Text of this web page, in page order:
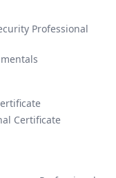
Professional
Certificate